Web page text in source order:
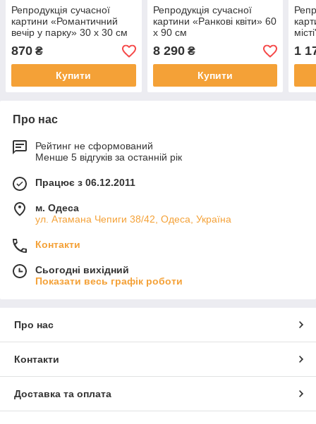
Репродукція сучасної
картини «Романтичний
вечір у парку» 30 х 30 см
870 ₴
Купити
Репродукція сучасної
картини «Ранкові квіти» 60
х 90 см
8 290₴
Купити
1
Про нас
Рейтинг не сформований
Менше 5 відгуків за останній рік
Працює з 06.12.2011
м. Одеса
ул. Атамана Чепиги 38/42, Одеса, Україна
Контакти
Сьогодні вихідний
Показати весь графік роботи
Про нас
Контакти
Доставка та оплата